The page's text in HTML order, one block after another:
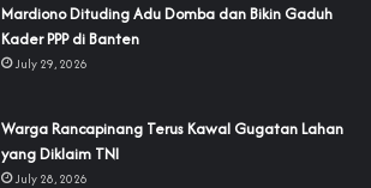
‎Mardiono Dituding Adu Domba dan Bikin Gaduh
Kader PPP di Banten
July 29, 2026
‎Warga Rancapinang Terus Kawal Gugatan Lahan
yang Diklaim TNI‎‎
July 28, 2026